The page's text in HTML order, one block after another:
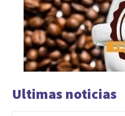
Ultimas noticias